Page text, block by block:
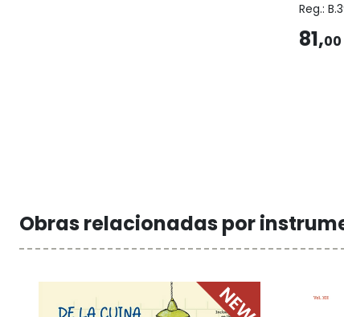
Reg.:
81,
Obras relacionadas por